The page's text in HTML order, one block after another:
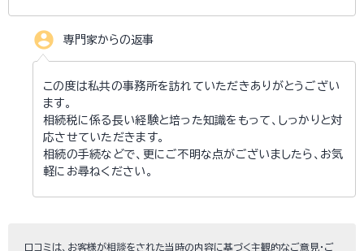
account_circle 専門家からの返事
この度は私共の事務所を訪れていただきありがとうござい
ます。
相続税に係る長い経験と培った知識をもって、しっかりと対
応させていただきます。
相続の手続などで、更にご不明な点がございましたら、お気
軽にお尋ねください。
口コミは、お客様が相談をされた当時の内容に基づく主観的なご意見・ご